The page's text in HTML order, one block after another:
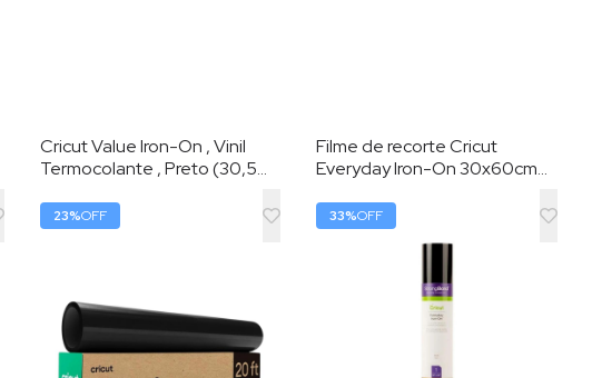
Cricut Value Iron-On , Vinil
Termocolante , Preto (30,5
Transferência por Calor)
23%OFF
Filme de recorte Cricut
Everyday Iron-On 30x60cm
33%OFF